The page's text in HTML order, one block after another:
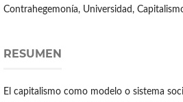
Contrahegemonía, Universidad,
RESUMEN
El capitalismo como modelo o sistema